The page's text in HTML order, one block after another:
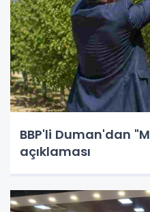
BBP'li Duman'dan
açıklaması